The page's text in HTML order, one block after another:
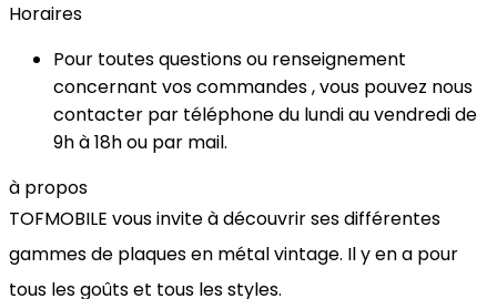
Horaires
Pour toutes questions ou renseignement
concernant vos commandes , vous pouvez nous
contacter par téléphone du lundi au vendredi de
9h à 18h ou par mail.
à propos
TOFMOBILE vous invite à découvrir ses différentes
gammes de plaques en métal vintage. Il y en a pour
tous les goûts et tous les styles.